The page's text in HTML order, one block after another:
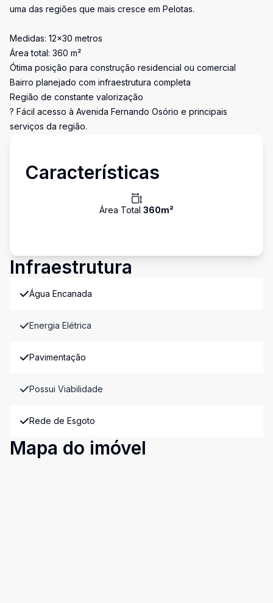
uma das regiões que mais cresce em Pelotas.
Medidas: 12x30 metros
Área total: 360 m²
Ótima posição para construção residencial ou comercial
Bairro planejado com infraestrutura completa
Região de constante valorização
? Fácil acesso à Avenida Fernando Osório e principais
serviços da região.
Características
Área Total 360m²
Infraestrutura
Água Encanada
Energia Elétrica
Pavimentação
Possui Viabilidade
Rede de Esgoto
Mapa do imóvel